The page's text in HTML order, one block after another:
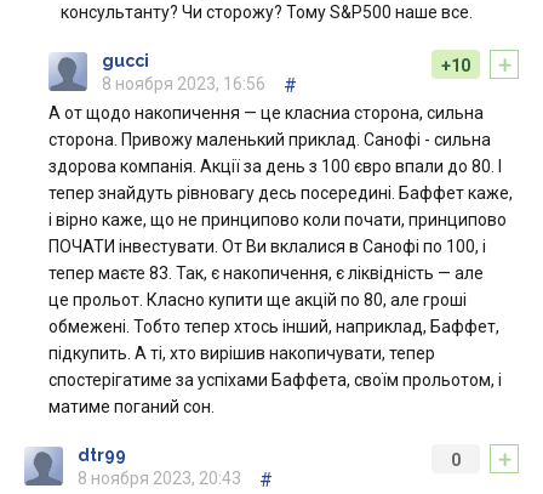
консультанту? Чи сторожу? Тому S&P500 наше все.
+
+10
gucci
8 ноября 2023, 16:56
#
А от щодо накопичення — це класниа сторона, сильна
сторона. Привожу маленький приклад. Санофі - сильна
здорова компанія. Акції за день з 100 євро впали до 80. І
тепер знайдуть рівновагу десь посередині. Баффет каже,
і вірно каже, що не принципово коли почати, принципово
ПОЧАТИ інвестувати. От Ви вклалися в Санофі по 100, і
тепер маєте 83. Так, є накопичення, є ліквідність — але
це прольот. Класно купити ще акцій по 80, але гроші
обмежені. Тобто тепер хтось інший, наприклад, Баффет,
підкупить. А ті, хто вирішив накопичувати, тепер
спостерігатиме за успіхами Баффета, своїм прольотом, і
матиме поганий сон.
+
0
dtr99
8 ноября 2023, 20:43
#